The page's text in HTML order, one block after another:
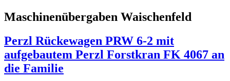
Maschinenübergaben Waischenfeld
Perzl Rückewagen PRW 6-2 mit
aufgebautem Perzl Forstkran FK 4067 an
die Familie